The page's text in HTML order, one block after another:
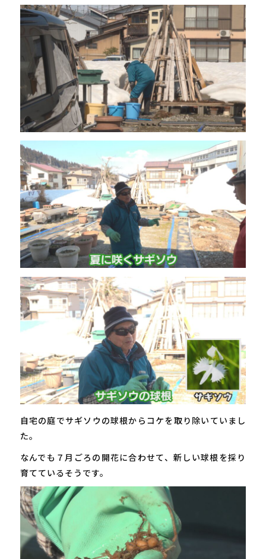
自宅の庭でサギソウの球根からコケを取り除いていまし
た。
なんでも７月ごろの開花に合わせて、新しい球根を採り
育てているそうです。